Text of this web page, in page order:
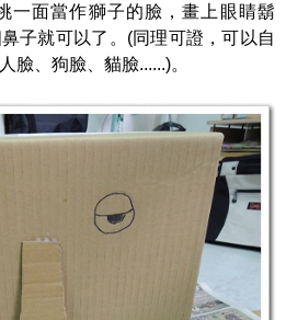
一面當作獅子的臉，畫上眼睛鬍
子就可以了。(同理可證，可以自
臉、狗臉、貓臉......)。